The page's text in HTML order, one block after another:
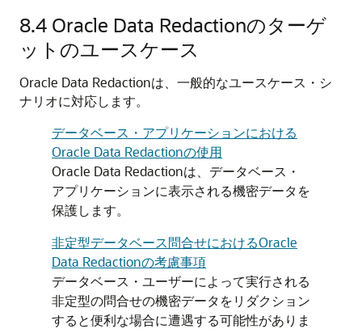
8.4 Oracle Data Redactionのターゲ
ットのユースケース
Oracle Data Redactionは、一般的なユースケース・シ
ナリオに対応します。
データベース・アプリケーションにおける
Oracle Data Redactionの使用
Oracle Data Redactionは、データベース・
アプリケーションに表示される機密データを
保護します。
非定型データベース問合せにおけるOracle
Data Redactionの考慮事項
データベース・ユーザーによって実行される
非定型の問合せの機密データをリダクション
すると便利な場合に遭遇する可能性がありま